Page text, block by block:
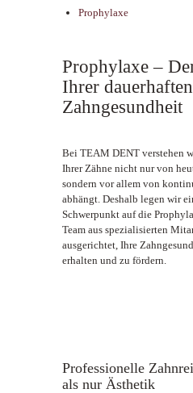
Prophylaxe
Prophylaxe –
Ihrer dauerhaften
Zahngesundheit
Bei TEAM DENT verstehen
Ihrer Zähne nicht nur von
sondern vor allem von
abhängt. Deshalb legen wir
Schwerpunkt auf die
Team aus spezialisierten
ausgerichtet, Ihre
erhalten und zu fördern.
Professionelle
als nur Ästhetik